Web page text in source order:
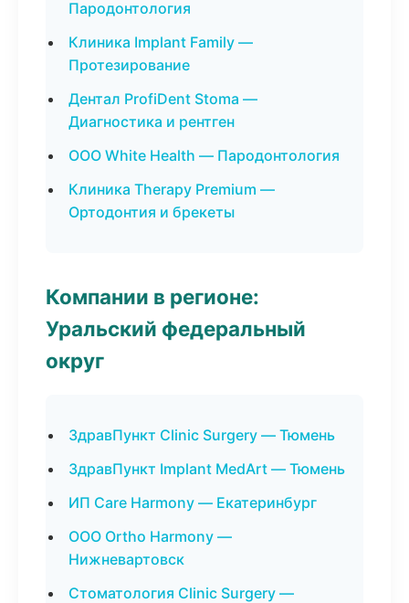
Пародонтология
Клиника Implant Family —
Протезирование
Дентал ProfiDent Stoma —
Диагностика и рентген
ООО White Health — Пародонтология
Клиника Therapy Premium —
Ортодонтия и брекеты
Компании в регионе:
Уральский федеральный
округ
ЗдравПункт Clinic Surgery — Тюмень
ЗдравПункт Implant MedArt — Тюмень
ИП Care Harmony — Екатеринбург
ООО Ortho Harmony —
Нижневартовск
Стоматология Clinic Surgery —